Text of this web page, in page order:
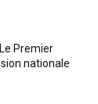
Premier
nationale